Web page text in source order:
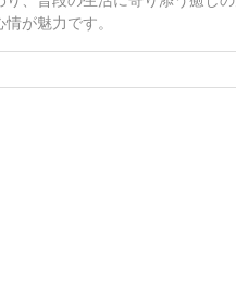
が魅力です。